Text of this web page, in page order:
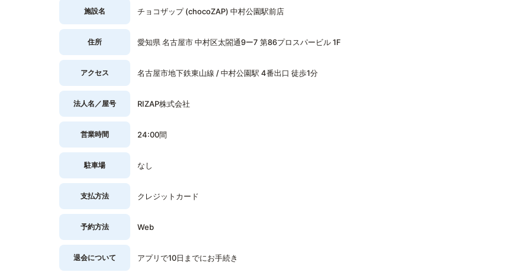
施設名 チョコザップ (chocoZAP) 中村公園駅前店
住所 愛知県 名古屋市 中村区太閤通9ー7 第86プロスパービル 1F
アクセス 名古屋市地下鉄東山線 / 中村公園駅 4番出口 徒歩1分
法人名／屋号 RIZAP株式会社
営業時間 24:00間
駐車場 なし
支払方法 クレジットカード
予約方法 Web
退会について アプリで10日までにお手続き